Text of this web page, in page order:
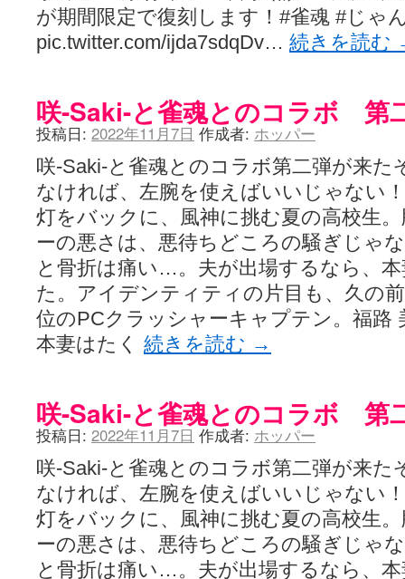
が期間限定で復刻します！#雀魂 #じゃ
pic.twitter.com/ijda7sdqDv… 続きを読む
咲-Saki-と雀魂とのコラボ 第
投稿日: 2022年11月7日 作成者: ホッパー
咲-Saki-と雀魂とのコラボ第二弾が来た
なければ、左腕を使えばいいじゃない
灯をバックに、風神に挑む夏の高校生
ーの悪さは、悪待ちどころの騒ぎじゃ
と骨折は痛い…。夫が出場するなら、
た。アイデンティティの片目も、久の
位のPCクラッシャーキャプテン。福路
本妻はたく 続きを読む →
咲-Saki-と雀魂とのコラボ 第
投稿日: 2022年11月7日 作成者: ホッパー
咲-Saki-と雀魂とのコラボ第二弾が来た
なければ、左腕を使えばいいじゃない
灯をバックに、風神に挑む夏の高校生
ーの悪さは、悪待ちどころの騒ぎじゃ
と骨折は痛い…。夫が出場するなら、